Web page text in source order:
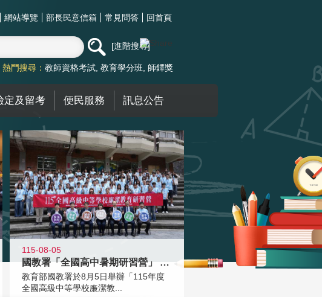
網站導覽 部長民意信箱 常見問答 回首頁
進階搜尋
熱門搜尋： 教師資格考試 教育學分班 師鐸獎
定及留考 便民服務 訊息公告
115-08-05
國教署「全國高中暑期研習營」 以多
教育部國教署於8月5日舉辦「115年度
全國高級中等學校廉潔教...